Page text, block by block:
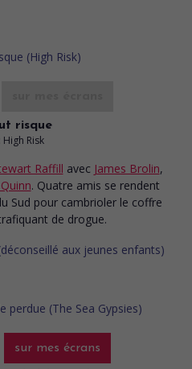
risque
High Risk
Raffill avec James Brolin,
. Quatre amis se rendent
Sud pour cambrioler le coffre
de drogue.
sur mes écrans